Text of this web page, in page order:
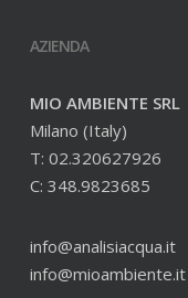
AZIENDA
MIO AMBIENTE SRL
Milano (Italy)
T: 02.320627926
C: 348.9823685
info@analisiacqua.it
info@mioambiente.it